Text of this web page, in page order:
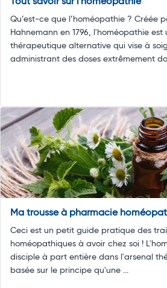
Qu’est-ce que l’homéopathie ? Créée
Hahnemann en 1796, l'homéopathie est
thérapeutique alternative qui vise à
administrant des doses extrêmement
Ma trousse à pharmacie
Ceci est un petit guide pratique des
homéopathiques à avoir chez soi !
disciple à part entière dans l'arsenal
basée sur le principe qu'une ...